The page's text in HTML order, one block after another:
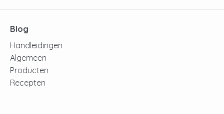
Blog
Handleidingen
Algemeen
Producten
Recepten